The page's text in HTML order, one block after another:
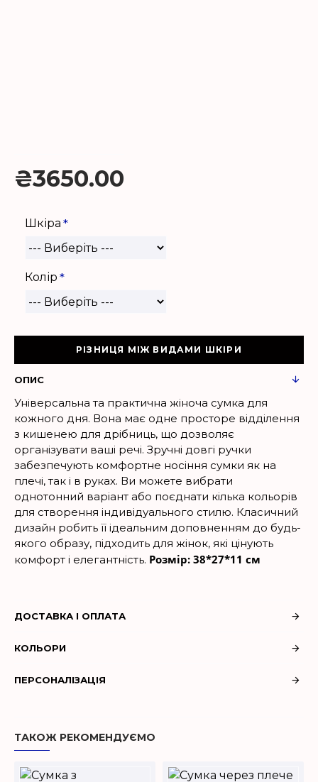
₴3650.00
Шкіра
Колір
РІЗНИЦЯ МІЖ ВИДАМИ ШКІРИ
ОПИС
Універсальна та практична жіноча сумка для
кожного дня. Вона має одне просторе відділення
з кишенею для дрібниць, що дозволяє
організувати ваші речі. Зручні довгі ручки
забезпечують комфортне носіння сумки як на
плечі, так і в руках. Ви можете вибрати
однотонний варіант або поєднати кілька кольорів
для створення індивідуального стилю. Класичний
дизайн робить її ідеальним доповненням до будь-
якого образу, підходить для жінок, які цінують
комфорт і елегантність. Розмір: 38*27*11 см
ДОСТАВКА І ОПЛАТА
КОЛЬОРИ
ПЕРСОНАЛІЗАЦІЯ
ТАКОЖ РЕКОМЕНДУЄМО